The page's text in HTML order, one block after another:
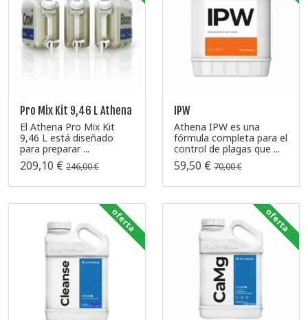
Pro Mix Kit 9,46 L Athena
El Athena Pro Mix Kit
9,46 L está diseñado
para preparar ...
209,10 € 246,00 €
IPW
Athena IPW es una
fórmula completa para el
control de plagas que ...
59,50 € 70,00 €
oferta oferta